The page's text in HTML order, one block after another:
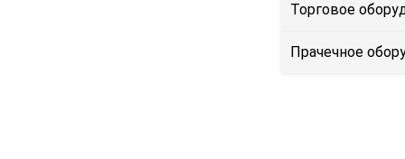
Торговое
Прачечное